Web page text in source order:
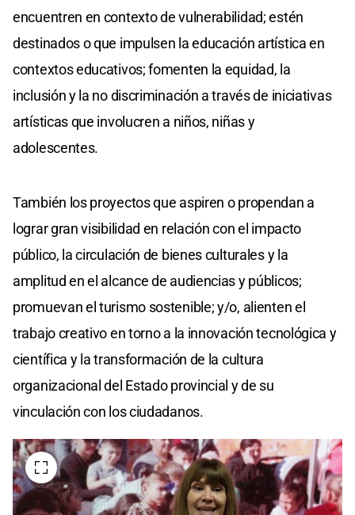
encuentren en contexto de vulnerabilidad; estén
destinados o que impulsen la educación artística en
contextos educativos; fomenten la equidad, la
inclusión y la no discriminación a través de iniciativas
artísticas que involucren a niños, niñas y
adolescentes.
También los proyectos que aspiren o propendan a
lograr gran visibilidad en relación con el impacto
público, la circulación de bienes culturales y la
amplitud en el alcance de audiencias y públicos;
promuevan el turismo sostenible; y/o, alienten el
trabajo creativo en torno a la innovación tecnológica y
científica y la transformación de la cultura
organizacional del Estado provincial y de su
vinculación con los ciudadanos.